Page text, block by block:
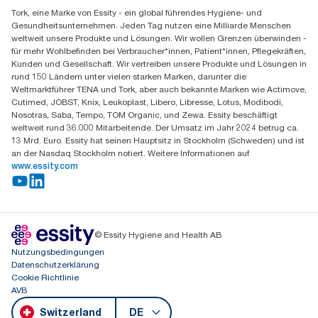
Essity Switzerland AG
Parkstraße 1b
6214 Schenkon
Mo-Do 8:00-16:30 | Fr 8:00-15:00
GLN: 7609999000928
Tork, eine Marke von Essity - ein global führendes Hygiene- und
Gesundheitsunternehmen. Jeden Tag nutzen eine Milliarde Menschen
weltweit unsere Produkte und Lösungen. Wir wollen Grenzen überwinden -
für mehr Wohlbefinden bei Verbraucher*innen, Patient*innen, Pflegekräften,
Kunden und Gesellschaft. Wir vertreiben unsere Produkte und Lösungen in
rund 150 Ländern unter vielen starken Marken, darunter die
Weltmarktführer TENA und Tork, aber auch bekannte Marken wie Actimove,
Cutimed, JOBST, Knix, Leukoplast, Libero, Libresse, Lotus, Modibodi,
Nosotras, Saba, Tempo, TOM Organic, und Zewa. Essity beschäftigt
weltweit rund 36.000 Mitarbeitende. Der Umsatz im Jahr 2024 betrug ca.
13 Mrd. Euro. Essity hat seinen Hauptsitz in Stockholm (Schweden) und ist
an der Nasdaq Stockholm notiert. Weitere Informationen auf
www.essity.com
© Essity Hygiene and Health AB
Nutzungsbedingungen
Datenschutzerklärung
Cookie Richtlinie
AVB
Switzerland DE